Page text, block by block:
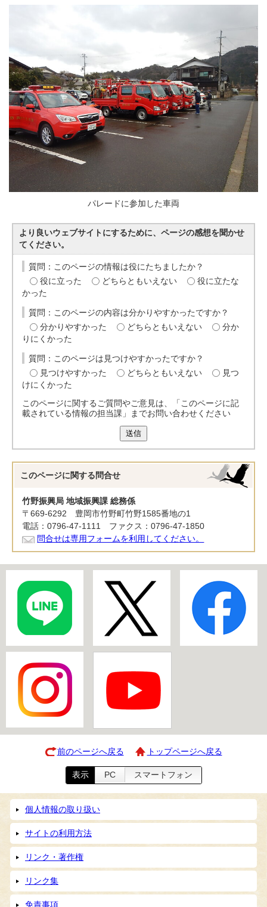
パレードに参加した車両
より良いウェブサイトにするために、ページの感想を聞かせ
てください。
質問：このページの情報は役にたちましたか？
役に立った
どちらともいえない
役に立たな
かった
質問：このページの内容は分かりやすかったですか？
分かりやすかった
どちらともいえない
分か
りにくかった
質問：このページは見つけやすかったですか？
見つけやすかった
どちらともいえない
見つ
けにくかった
このページに関するご質問やご意見は、「このページに記
載されている情報の担当課」までお問い合わせください
送信
このページに関する 問合せ
竹野振興局 地域振興課 総務係
〒669-6292 豊岡市竹野町竹野1585番地の1
電話：0796-47-1111 ファクス：0796-47-1850
問合せは専用フォームを利用してください。
前のページへ戻る トップページへ戻る
表示 PC スマートフォン
個人情報の取り扱い
サイトの利用方法
リンク・著作権
リンク集
免責事項